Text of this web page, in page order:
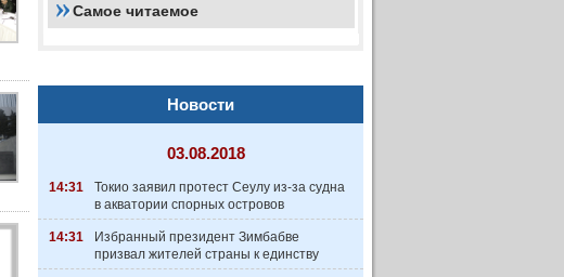
Самое читаемое
Новости
03.08.2018
14:31
Токио заявил протест Сеулу из-за судна
в акватории спорных островов
14:31
Избранный президент Зимбабве
призвал жителей страны к единству